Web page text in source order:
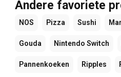
Andere favoriete
NOS Pizza Sushi
Gouda Nintendo Switch
Pannenkoeken Ripples